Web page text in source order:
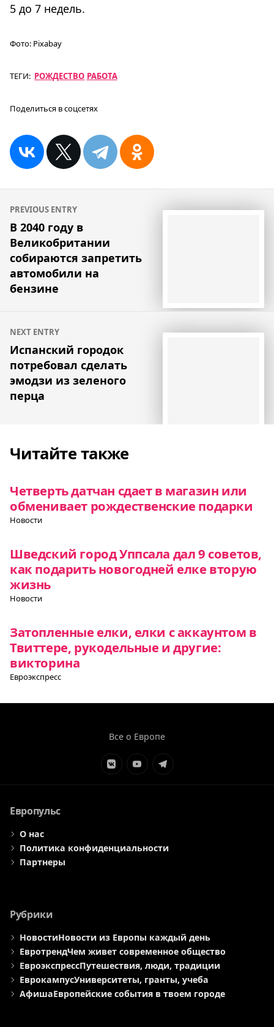
5 до 7 недель.
Фото: Pixabay
ТЕГИ: РОЖДЕСТВО РАБОТА
Поделиться в соцсетях
Навигация
по
записям
PREVIOUS ENTRY
В 2040 году в
Великобритании
собираются запретить
автомобили на
бензине
NEXT ENTRY
Испанский городок
потребовал сделать
эмодзи из зеленого
перца
Читайте также
Четверть датчан сдает в магазин или
обменивает рождественские подарки
Новости
Шведский город Уппсала дал 9 советов,
как подарить новогодней елке вторую
жизнь
Новости
Затопленные елки, елки с аккаунтом в
Твиттере, рукодельные и другие:
викторина
Евроэкспресс
Все о Европе
ЭлементЭлементЭлемент
Европульс
О нас
Политика конфиденциальности
Партнеры
Рубрики
НовостиНовости из Европы каждый день
ЕвротрендЧем живет современное общество
ЕвроэкспрессПутешествия, люди, традиции
ЕврокампусУниверситеты, гранты, учеба
АфишаЕвропейские события в твоем городе